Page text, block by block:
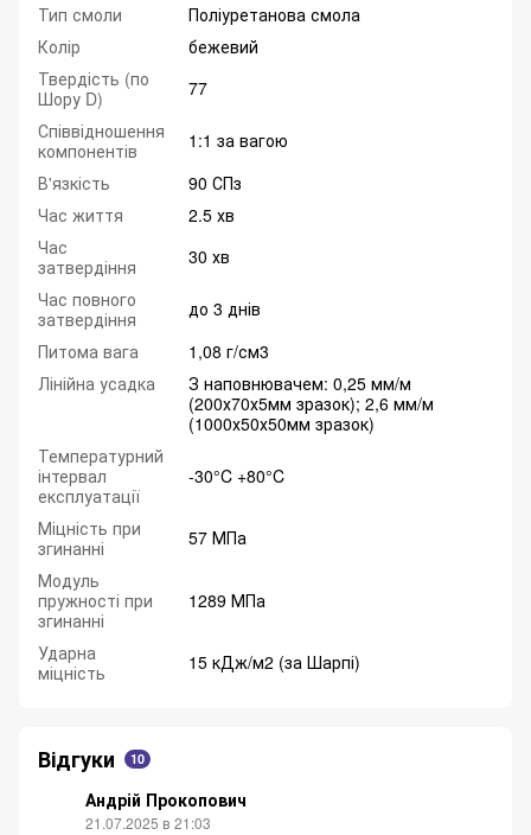
Тип смоли
Поліуретанова смола
Колір
бежевий
Твердість (по
Шору D)
77
Співвідношення
компонентів
1:1 за вагою
В'язкість
90 СПз
Час життя
2.5 хв
Час
затвердіння
30 хв
Час повного
затвердіння
до 3 днів
Питома вага
1,08 г/см3
Лінійна усадка
З наповнювачем: 0,25 мм/м
(200х70х5мм зразок); 2,6 мм/м
(1000х50х50мм зразок)
Температурний
інтервал
експлуатації
-30°C +80°C
Міцність при
згинанні
57 МПа
Модуль
пружності при
згинанні
1289 МПа
Ударна
міцність
15 кДж/м2 (за Шарпі)
Відгуки 10
Андрій Прокопович
21.07.2025 в 21:03